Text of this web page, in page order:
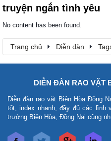
truyện ngắn tình yêu
No content has been found.
Trang chủ Diễn đàn
DIỄN ĐÀN RAO VẶT
Diễn đàn rao vặt Biên Hòa Đồng
tốt, index nhanh, đầy đủ các lĩnh
trường Biên Hòa, Đồng Nai cũng